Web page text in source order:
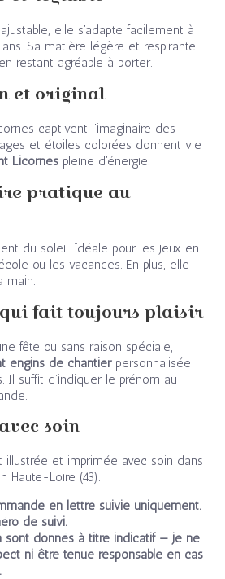
elle s’adapte facilement à
Sa matière légère et respirante
restant agréable à porter.
et original
captivent l’imaginaire des
et étoiles colorées donnent vie
Licornespleine d’énergie.
pratique au
du soleil. Idéale pour les jeux en
ou les vacances. En plus, elle
main.
qui fait toujours plaisir
fête ou sans raison spéciale,
engins de chantierpersonnalisée
Il suffit d’indiquer le prénom au
soin
et imprimée avec soin dans
Haute-Loire (43).
en lettre suivie uniquement.
de suivi.
sont donnés à titre indicatif — je ne
ni être tenue responsable en cas